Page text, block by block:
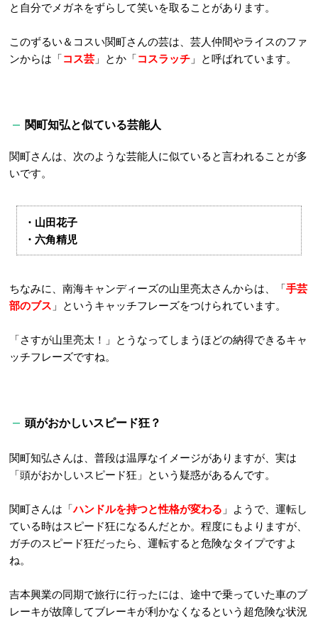
と自分でメガネをずらして笑いを取ることがあります。
このずるい＆コスい関町さんの芸は、芸人仲間やライスのファ
ンからは「コス芸 」とか「コスラッチ 」と呼ばれています。
関町知弘と似ている芸能人
関町さんは、次のような芸能人に似ていると言われることが多
いです。
・山田花子
・六角精児
ちなみに、南海キャンディーズの山里亮太さんからは、「手芸
部のブス 」というキャッチフレーズをつけられています。
「さすが山里亮太！」とうなってしまうほどの納得できるキャ
ッチフレーズですね。
頭がおかしいスピード狂？
関町知弘さんは、普段は温厚なイメージがありますが、実は
「頭がおかしいスピード狂」という疑惑があるんです。
関町さんは「ハンドルを持つと性格が変わる 」ようで、運転し
ている時はスピード狂になるんだとか。程度にもよりますが、
ガチのスピード狂だったら、運転すると危険なタイプですよ
ね。
吉本興業の同期で旅行に行ったには、途中で乗っていた車のブ
レーキが故障してブレーキが利かなくなるという超危険な状況